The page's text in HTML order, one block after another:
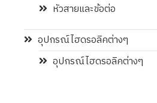
หัวสายและข้อต่อ
อุปกรณ์ไฮดรอลิคต่างๆ
อุปกรณ์ไฮดรอลิคต่างๆ